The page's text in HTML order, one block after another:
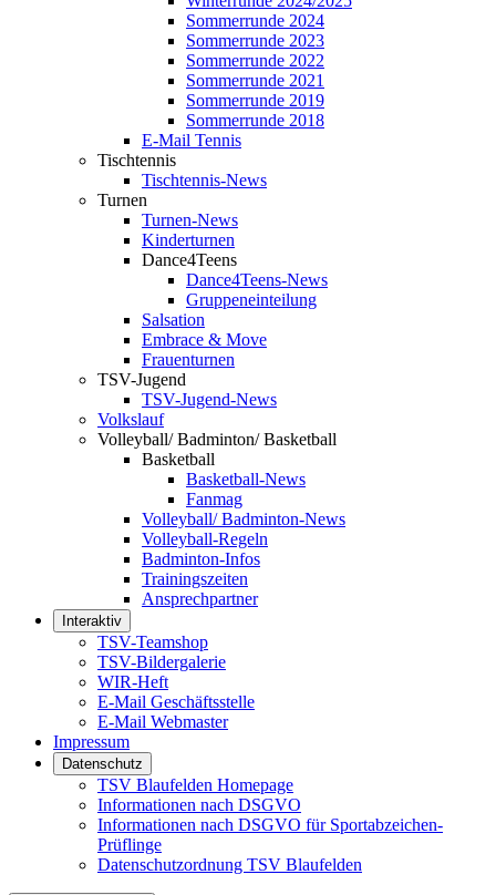
Sommerrunde 2024
Sommerrunde 2023
Sommerrunde 2022
Sommerrunde 2021
Sommerrunde 2019
Sommerrunde 2018
E-Mail Tennis
Tischtennis
Tischtennis-News
Turnen
Turnen-News
Kinderturnen
Dance4Teens
Dance4Teens-News
Gruppeneinteilung
Salsation
Embrace & Move
Frauenturnen
TSV-Jugend
TSV-Jugend-News
Volkslauf
Volleyball/ Badminton/ Basketball
Basketball
Basketball-News
Fanmag
Volleyball/ Badminton-News
Volleyball-Regeln
Badminton-Infos
Trainingszeiten
Ansprechpartner
Interaktiv
TSV-Teamshop
TSV-Bildergalerie
WIR-Heft
E-Mail Geschäftsstelle
E-Mail Webmaster
Impressum
Datenschutz
TSV Blaufelden Homepage
Informationen nach DSGVO
Informationen nach DSGVO für Sportabzeichen-
Prüflinge
Datenschutzordnung TSV Blaufelden